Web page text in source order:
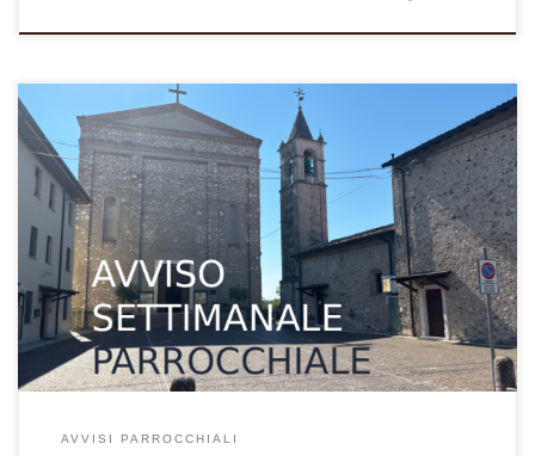
VOLANTINO SETTIMANALE PARROCCHIALE Dal 10/08 al 17/08 avvisi,
appuntamenti, attività in parrocchia. 10 agosto19^ domenica del
Tempo Ordinario – Anno C Dal Vangelo secondo Luca (Lc 12,35-40
– forma breve) In quel tempo, Gesù disse ai suoi discepoli: «Siate
pronti, con le vesti strette ai fianchi e le lampade accese; […]
AVVISI PARROCCHIALI